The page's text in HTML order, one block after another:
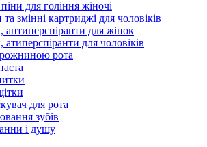
піни для гоління жіночі
змінні картриджі для чоловіків
антиперспіранти для жінок
атиперспіранти для чоловіків
рота
для рота
зубів
і душу